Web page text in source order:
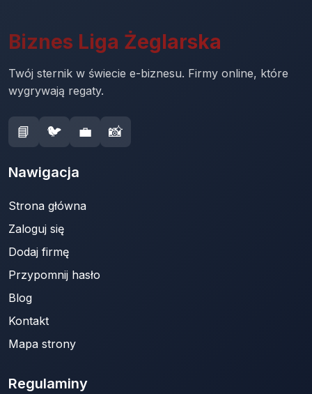
Biznes Liga Żeglarska
Twój sternik w świecie e-biznesu. Firmy online, które
wygrywają regaty.
📘 🐦 💼 📸
Nawigacja
Strona główna
Zaloguj się
Dodaj firmę
Przypomnij hasło
Blog
Kontakt
Mapa strony
Regulaminy